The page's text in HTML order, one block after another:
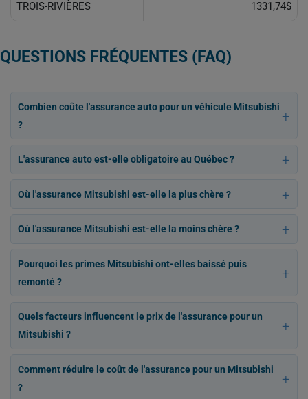
TROIS-RIVIÈRES 1331,74$
QUESTIONS FRÉQUENTES (FAQ)
Combien coûte l'assurance auto pour un véhicule Mitsubishi
?
L'assurance auto est-elle obligatoire au Québec ?
Où l'assurance Mitsubishi est-elle la plus chère ?
Où l'assurance Mitsubishi est-elle la moins chère ?
Pourquoi les primes Mitsubishi ont-elles baissé puis
remonté ?
Quels facteurs influencent le prix de l'assurance pour un
Mitsubishi ?
Comment réduire le coût de l'assurance pour un Mitsubishi
?